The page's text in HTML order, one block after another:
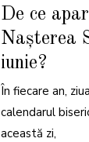
U
I
E
De ce
Nașterea
iunie?
În fiecare an,
calendarul
această zi,